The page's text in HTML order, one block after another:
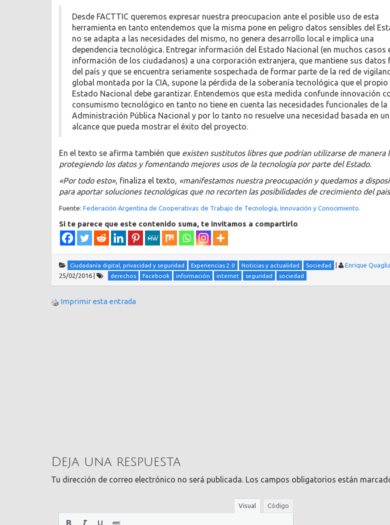
Desde FACTTIC queremos expresar nuestra preocupacion ante el posible uso de esta
herramienta en tanto entendemos que la misma pone en peligro datos sensibles del
no se adapta a las necesidades del mismo, no genera desarrollo local e implica una
dependencia tecnológica. Entregar información del Estado Nacional (en muchos casos
información de los ciudadanos) a una corporación extranjera, que mantiene sus datos
del país y que se encuentra seriamente sospechada de formar parte de la red de
global montada por la CIA, supone la pérdida de la soberanía tecnológica que el propio
Estado Nacional debe garantizar. Entendemos que esta medida confunde innovación
consumismo tecnológico en tanto no tiene en cuenta las necesidades funcionales de la
Administración Pública Nacional y por lo tanto no resuelve una necesidad basada en un
alcance que pueda mostrar el éxito del proyecto.
En el texto se afirma también que existen sustitutos libres que podrían utilizarse de manera
protegiendo los datos y fomentando mejores usos de la tecnología por parte del Estado.
«Por todo esto», finaliza el texto, «manifestamos nuestra preocupación y quedamos a
para aportar soluciones tecnológicas que no recorten las posibilidades de crecimiento del
Fuente: Federación Argentina de Cooperativas de Trabajo de Tecnología, Innovación y Conocimiento.
Si te parece que este contenido suma, te invitamos a compartirlo
Ciudadanía digital, privacidad y seguridad Experiencias 2.0 Noticias y actualidad Sociedad | Enrique
25/02/2016 | derechos Facebook información internet seguridad sociedad
Imprimir esta entrada
Deja una respuesta
Tu dirección de correo electrónico no será publicada. Los campos obligatorios están
Visual Código